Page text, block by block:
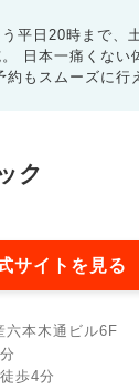
平日20時まで、
日本一痛くな
もスムーズに行
ク
サイトを見る
六本木通ビル6F
歩4分